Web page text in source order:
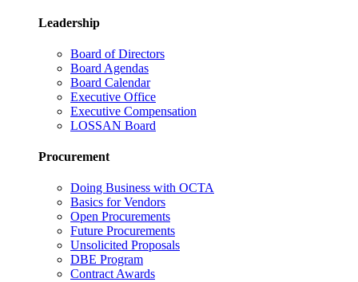
Leadership
Board of Directors
Board Agendas
Board Calendar
Executive Office
Executive Compensation
LOSSAN Board
Procurement
Doing Business with OCTA
Basics for Vendors
Open Procurements
Future Procurements
Unsolicited Proposals
DBE Program
Contract Awards